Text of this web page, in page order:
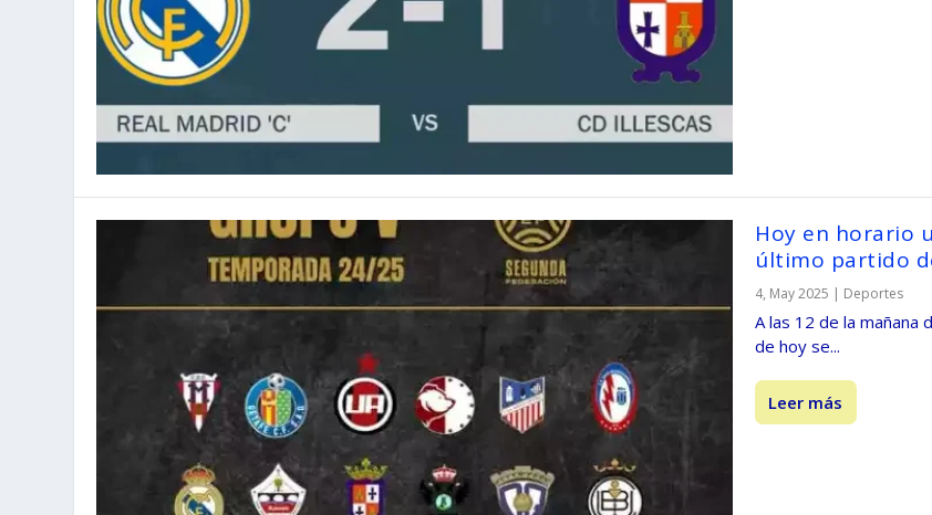
Hoy en horario
último partido
4, May 2025 | Deportes
A las 12 de la
de hoy se...
Leer más